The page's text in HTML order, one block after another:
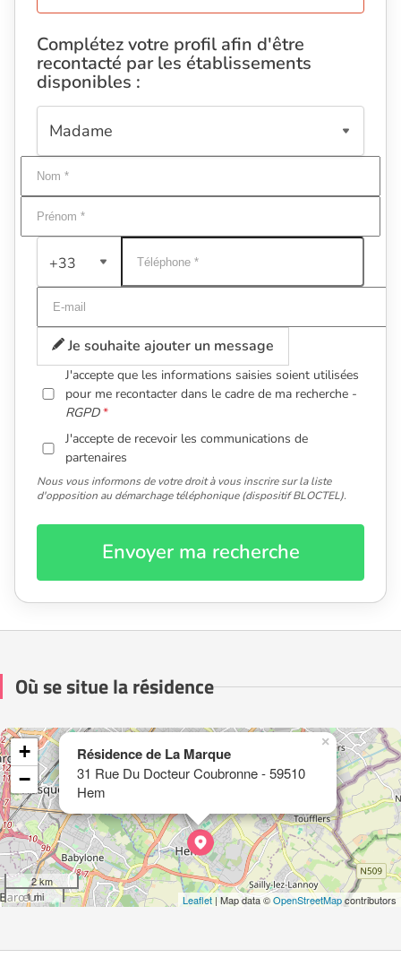
Complétez votre profil afin d'être
recontacté par les établissements
disponibles :
+33
Je souhaite ajouter un message
J'accepte que les informations saisies soient utilisées
pour me recontacter dans le cadre de ma recherche -
RGPD
J'accepte de recevoir les communications de
partenaires
Nous vous informons de votre droit à vous inscrire sur la liste
d'opposition au démarchage téléphonique (dispositif BLOCTEL).
Envoyer ma recherche
Où se situe la résidence
Résidence de La Marque
31 Rue Du Docteur Coubronne - 59510
Hem
×
+
−
2 km
1 mi
Leaflet | Map data ©OpenStreetMapcontributors